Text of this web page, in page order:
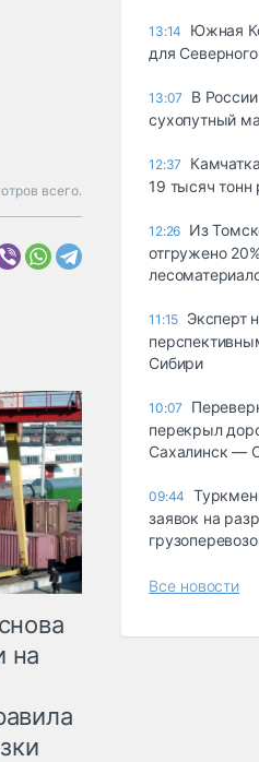
всего.
на
13:14
Южная
для
13:07
В
сухопутный
12:37
19 тысяч
12:26 Из
отгружено
11:15 Эксперт
Сибири
10:07
перекрыл
Сахалинск —
09:44
заявок на
Все новости